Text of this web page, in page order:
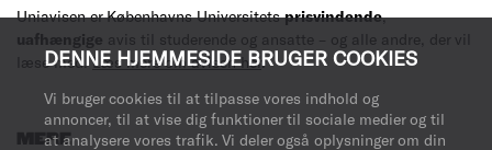
DENNE HJEMMESIDE BRUGER COOKIES
Vi bruger cookies til at tilpasse vores indhold og
annoncer, til at vise dig funktioner til sociale medier og til
at analysere vores trafik. Vi deler også oplysninger om din
Uniavisen er Københavns Universitetsprisvindende,
uafhængige avis til studerende og ansatte – og alle andre, der vil
læse med.Læs mere om avisen her.
MERE